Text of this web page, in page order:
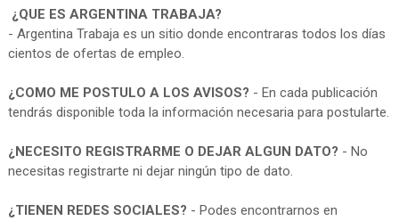
¿QUE ES ARGENTINA TRABAJA?
- Argentina Trabaja es un sitio donde encontraras todos los días
cientos de ofertas de empleo.
¿COMO ME POSTULO A LOS AVISOS? - En cada publicación
tendrás disponible toda la información necesaria para postularte.
¿NECESITO REGISTRARME O DEJAR ALGUN DATO? - No
necesitas registrarte ni dejar ningún tipo de dato.
¿TIENEN REDES SOCIALES? - Podes encontrarnos en